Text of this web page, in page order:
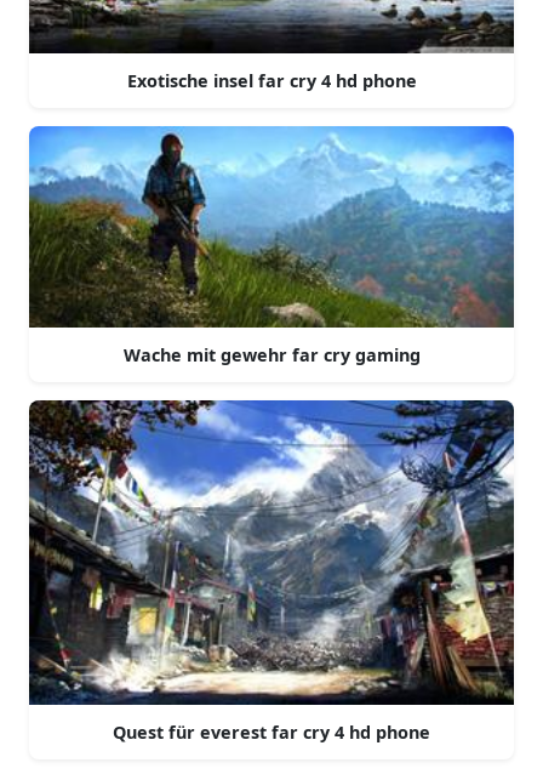
Exotische insel far cry 4 hd phone
Wache mit gewehr far cry gaming
Quest für everest far cry 4 hd phone